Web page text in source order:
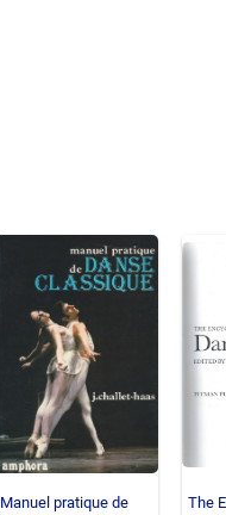
Manuel pratique de
The